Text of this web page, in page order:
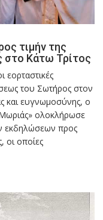
τιμήν της
Κάτω Τρίτος
εορταστικές
του Σωτήρος στον
και ευγνωμοσύνης, ο
ολοκλήρωσε
εκδηλώσεων προς
οι οποίες